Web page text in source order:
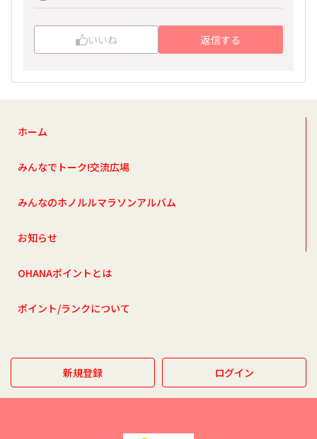
いいね 返信する
ホーム
みんなでトーク!交流広場
みんなのホノルルマラソンアルバム
お知らせ
OHANAポイントとは
ポイント/ランクについて
新規登録 ログイン